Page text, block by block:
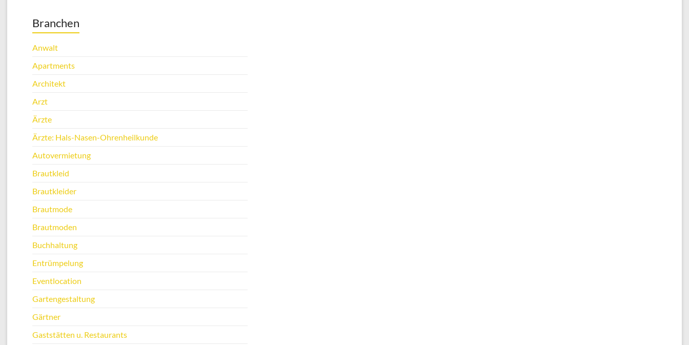
Branchen
Anwalt
Apartments
Architekt
Arzt
Ärzte
Ärzte: Hals-Nasen-Ohrenheilkunde
Autovermietung
Brautkleid
Brautkleider
Brautmode
Brautmoden
Buchhaltung
Entrümpelung
Eventlocation
Gartengestaltung
Gärtner
Gaststätten u. Restaurants